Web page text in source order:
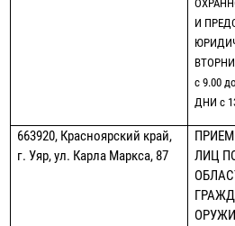
И
с 9.00
ДНИ с
663920, Красноярский край,
г. Уяр, ул. Карла Маркса, 87
ЛИЦ